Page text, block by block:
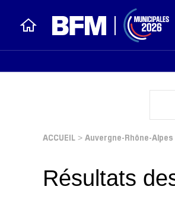
ACCUEIL > Auvergne-Rhône-Alpes
Résultats